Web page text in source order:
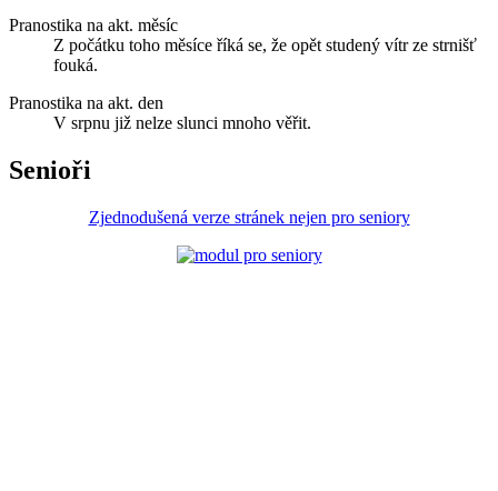
Pranostika na akt. měsíc
Z počátku toho měsíce říká se, že opět studený vítr ze strnišť
fouká.
Pranostika na akt. den
V srpnu již nelze slunci mnoho věřit.
Senioři
Zjednodušená verze stránek nejen pro seniory